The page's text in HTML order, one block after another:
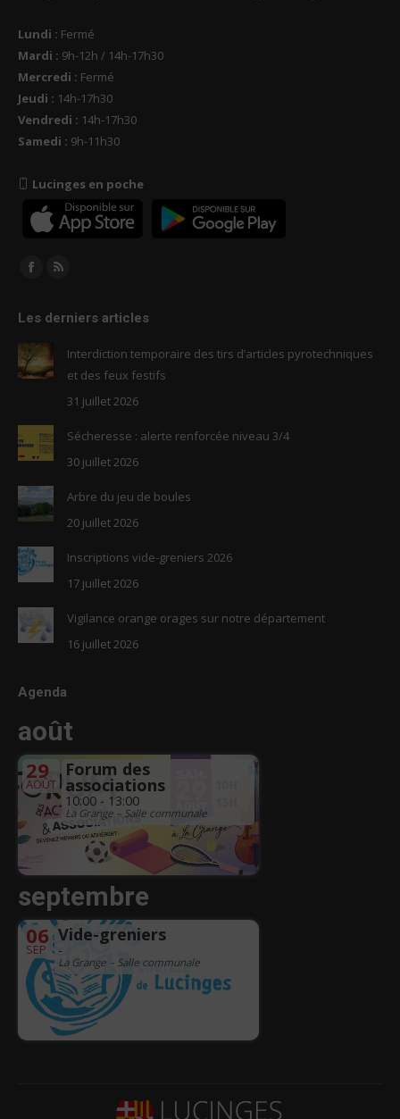
Lundi : Fermé
Mardi : 9h-12h / 14h-17h30
Mercredi : Fermé
Jeudi : 14h-17h30
Vendredi : 14h-17h30
Samedi : 9h-11h30
Lucinges en poche
Trouvez nous sur :
Facebook
opens
in
new
window
opens
new
window
Les derniers articles
Interdiction temporaire des tirs d’articles pyrotechniques
et des feux festifs
31 juillet 2026
Sécheresse : alerte renforcée niveau 3/4
30 juillet 2026
Arbre du jeu de boules
20 juillet 2026
Inscriptions vide-greniers 2026
17 juillet 2026
Vigilance orange orages sur notre département
16 juillet 2026
Agenda
août
29
AOÛT
Forum des
associations
10:00 - 13:00
La Grange – Salle communale
septembre
06
SEP
Vide-greniers
-
La Grange – Salle communale